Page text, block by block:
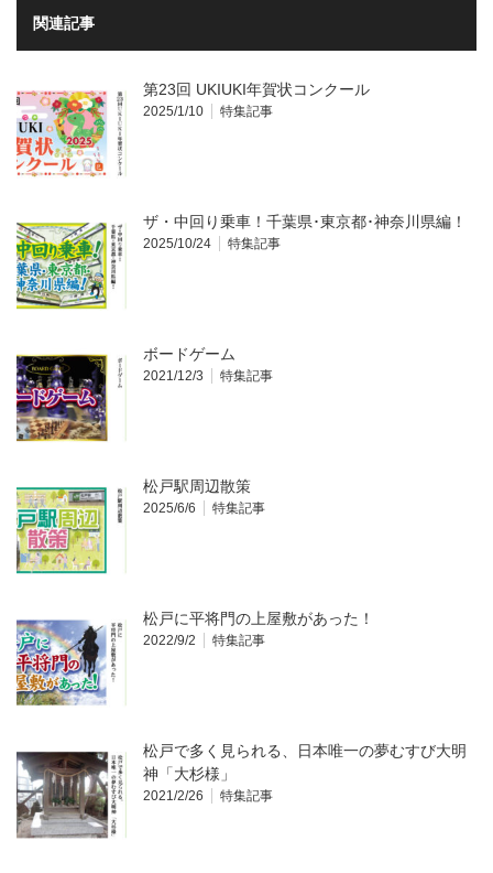
関連記事
第23回 UKIUKI年賀状コンクール
2025/1/10 特集記事
ザ・中回り乗車！千葉県･東京都･神奈川県編！
2025/10/24 特集記事
ボードゲーム
2021/12/3 特集記事
松戸駅周辺散策
2025/6/6 特集記事
松戸に平将門の上屋敷があった！
2022/9/2 特集記事
松戸で多く見られる、日本唯一の夢むすび大明
神「大杉様」
2021/2/26 特集記事